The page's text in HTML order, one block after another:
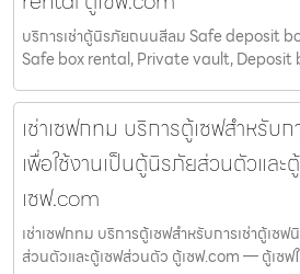
บริการเช่าตู้นิรภัยถนนสีลม Safe deposit
Safe box rental, Private vault, Deposit
เช่าเซฟกทม บริการตู้เซฟสำหรับ
เพื่อใช้งานเป็นตู้นิรภัยส่วนตัวแล
เซฟ.com
เช่าเซฟกทม บริการตู้เซฟสำหรับการเช่าตู้เซ
ส่วนตัวและตู้เซฟส่วนตัว ตู้เซฟ.com — ตู้เซฟใ